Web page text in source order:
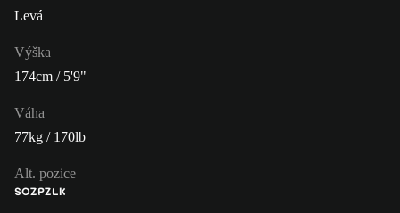
Levá
Výška
174cm / 5'9"
Váha
77kg / 170lb
Alt. pozice
SOZPZLK